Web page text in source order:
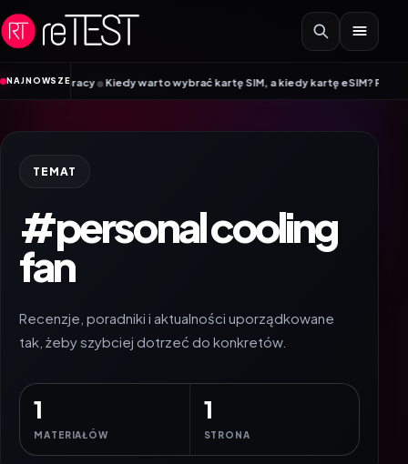
Przejdź do treści
NAJNOWSZE
o pracy •Kiedy warto wybrać kartę SIM, a kiedy kartę eSIM? Poradnik
TEMAT
#personal cooling
fan
Recenzje, poradniki i aktualności uporządkowane
tak, żeby szybciej dotrzeć do konkretów.
1
MATERIAŁÓW
1
STRONA